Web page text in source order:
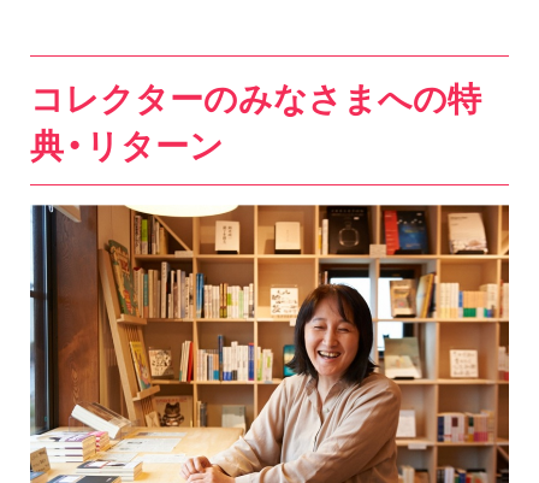
コレクターのみなさまへの特
典・リターン